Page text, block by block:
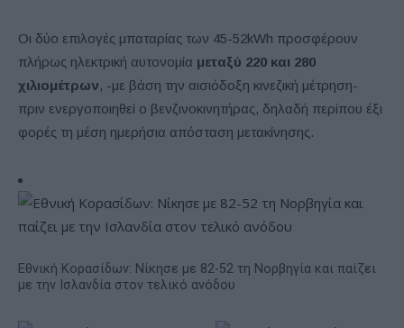
Οι δύο επιλογές μπαταρίας των 45-52kWh προσφέρουν
πλήρως ηλεκτρική αυτονομία μεταξύ 220 και 280
χιλιομέτρων, -με βάση την αισιόδοξη κινεζική μέτρηση-
πριν ενεργοποιηθεί ο βενζινοκινητήρας, δηλαδή περίπου έξι
φορές τη μέση ημερήσια απόσταση μετακίνησης.
Εθνική Κορασίδων: Νίκησε με 82-52 τη Νορβηγία και παίζει
με την Ισλανδία στον τελικό ανόδου